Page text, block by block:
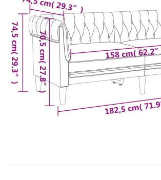
Височина на подлакътника от
см
3-местен диван:
Общи размери: 201,5 x 74,5 x
Д x В)
Ширина на седалката: 178 см
Дълбочина на седалката: 59 см
Височина на седалката от